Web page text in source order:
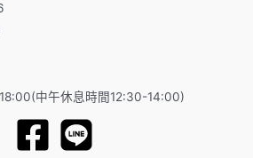
中午休息時間12:30-14:00)